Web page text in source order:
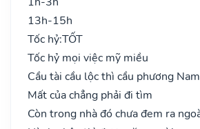
13h-15h
Tốc hỷ:TỐT
Tốc hỷ mọi việc mỹ miều
Cầu tài cầu lộc thì cầu phương Nam
Mất của chẳng phải đi tìm
Còn trong nhà đó chưa đem ra